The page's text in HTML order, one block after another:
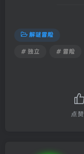
解谜冒险
# 独立 # 冒险
点赞